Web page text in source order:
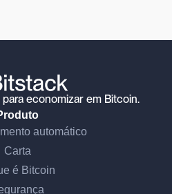
economizar em Bitcoin.
automático
Carta
é Bitcoin